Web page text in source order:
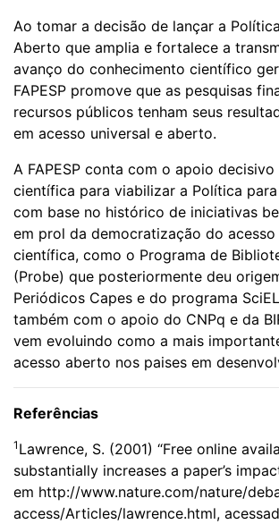
Ao tomar a decisão de lançar a
Aberto que amplia e fortalece a
avanço do conhecimento científico
FAPESP promove que as pesquisas
recursos públicos tenham seus
em acesso universal e aberto.
A FAPESP conta com o apoio
científica para viabilizar a Política
com base no histórico de iniciativas
em prol da democratização do
científica, como o Programa de
(Probe) que posteriormente deu
Periódicos Capes e do programa
também com o apoio do CNPq e da
vem evoluindo como a mais
acesso aberto nos paises em
Referências
1 Lawrence, S. (2001) “Free online
substantially increases a paper’s
em http://www.nature.com/nature/
access/Articles/lawrence.html,